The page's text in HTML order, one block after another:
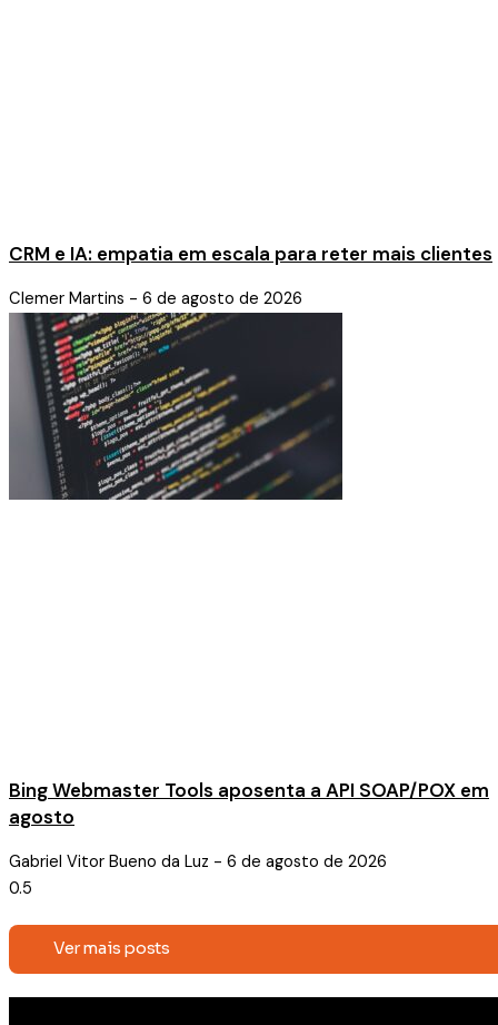
CRM e IA: empatia em escala para reter mais clientes
Clemer Martins 6 de agosto de 2026
Bing Webmaster Tools aposenta a API SOAP/POX em
agosto
Gabriel Vitor Bueno da Luz 6 de agosto de 2026
Ver mais posts